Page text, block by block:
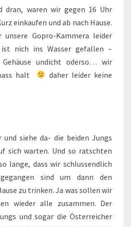
dran, waren wir gegen 16 Uhr
einkaufen und ab nach Hause.
unsere Gopro-Kammera leider
nich ins Wasser gefallen –
undicht oderso… wir
halt
daher leider keine
und siehe da- die beiden Jungs
sich warten. Und so ratschten
lange, dass wir schlussendlich
sind um dann den
zu trinken. Ja was sollen wir
wieder alle zusammen. Der
und sogar die Österreicher